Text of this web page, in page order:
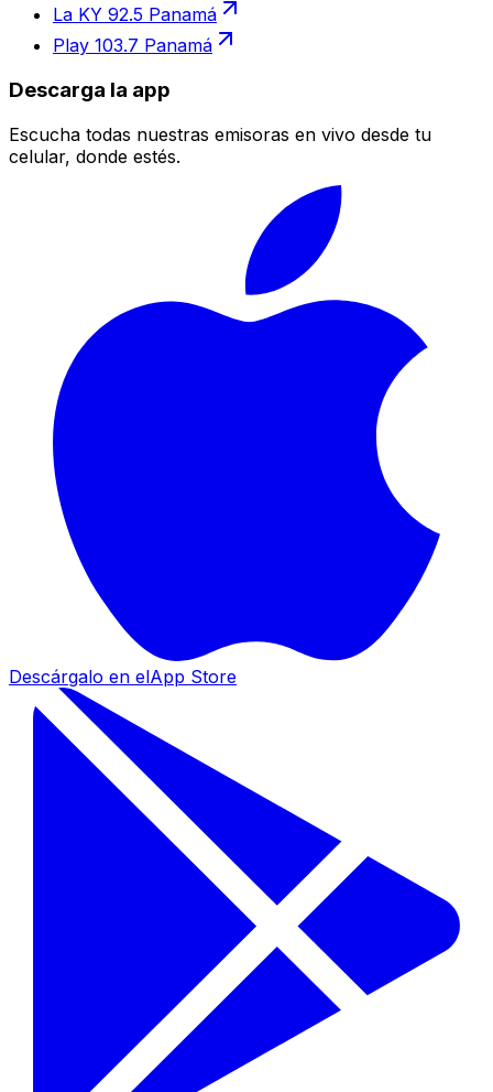
La KY 92.5 Panamá
Play 103.7 Panamá
Descarga la app
Escucha todas nuestras emisoras en vivo desde tu
celular, donde estés.
Descárgalo en elApp Store